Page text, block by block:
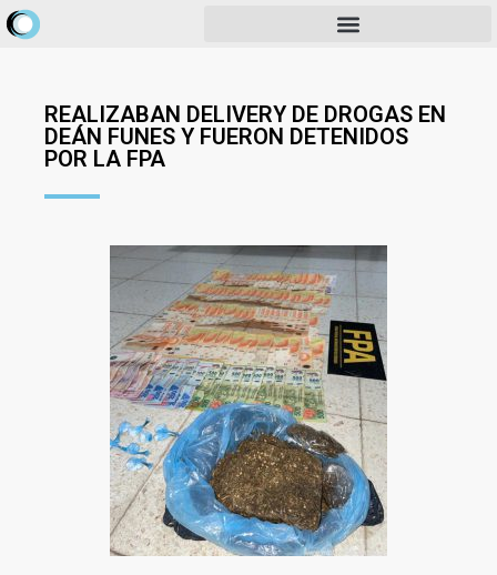
REALIZABAN DELIVERY DE DROGAS EN
DEÁN FUNES Y FUERON DETENIDOS
POR LA FPA